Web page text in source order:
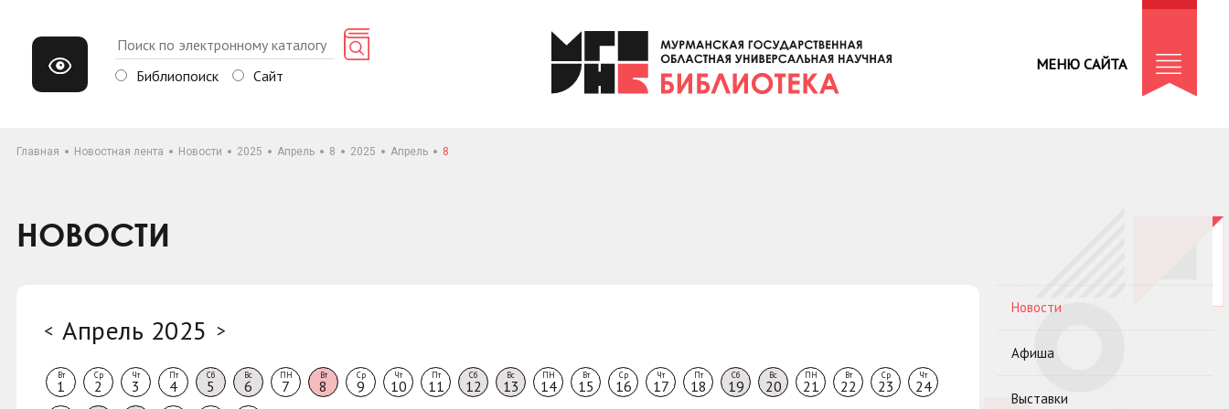
Библиопоиск Сайт
МЕНЮ САЙТА
Главная Новостная лента Новости 2025 Апрель 8 2025 Апрель 8
НОВОСТИ
< Апрель 2025 >
Вт
1
Ср
2
Чт
3
Пт
4
Сб
5
Вс
6
ПН
7
Вт
8
Ср
9
Чт
10
Пт
11
Сб
12
Вс
13
ПН
14
Вт
15
Ср
16
Чт
17
Пт
18
Сб
19
Вс
20
ПН
21
Вт
22
Ср
23
Чт
24
Новости
Афиша
Выставки